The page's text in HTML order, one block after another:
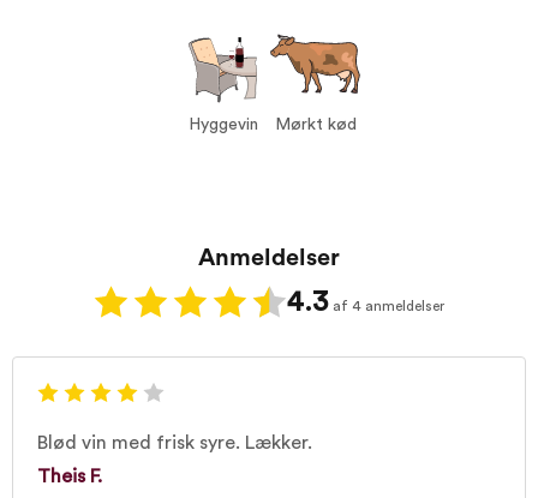
Hyggevin
Hyggevin Mørkt kød
Anmeldelser
4.3 af 4 anmeldelser
Blød vin med frisk syre. Lækker.
Theis F.